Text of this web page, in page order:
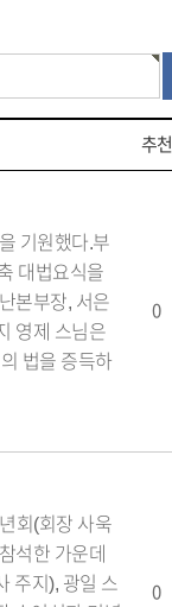
추천
기원했다.부
대법요식을
본부장, 서은
영제 스님은
법을 증득하
0
회(회장 사욱
석한 가운데
주지), 광일 스
0